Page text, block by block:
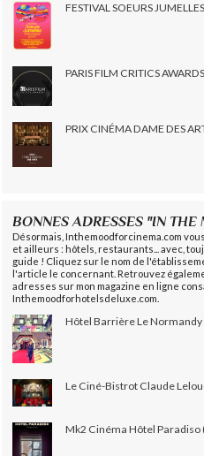
FESTIVAL SOEURS
PARIS FILM CRITICS
PRIX CINÉMA DAME DES
BONNES ADRESSES "IN
Désormais, Inthemoodforcinema.com
et ailleurs : hôtels, restaurants... avec,
guide ! Cliquez sur le nom de
l'article le concernant. Retrouvez
adresses sur mon magazine en ligne
Inthemoodforhotelsdeluxe.com.
Hôtel Barrière Le
Le Ciné-Bistrot Claude
Mk2 Cinéma Hôtel Paradiso